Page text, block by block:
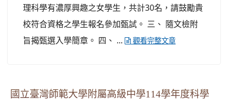
理科學有濃厚興趣之女學生，共計30名，請鼓勵貴
校符合資格之學生報名參加甄試。 三、 隨文檢附
旨揭甄選入學簡章。 四、 ...
觀看完整文章
國立臺灣師範大學附屬高級中學114學年度科學